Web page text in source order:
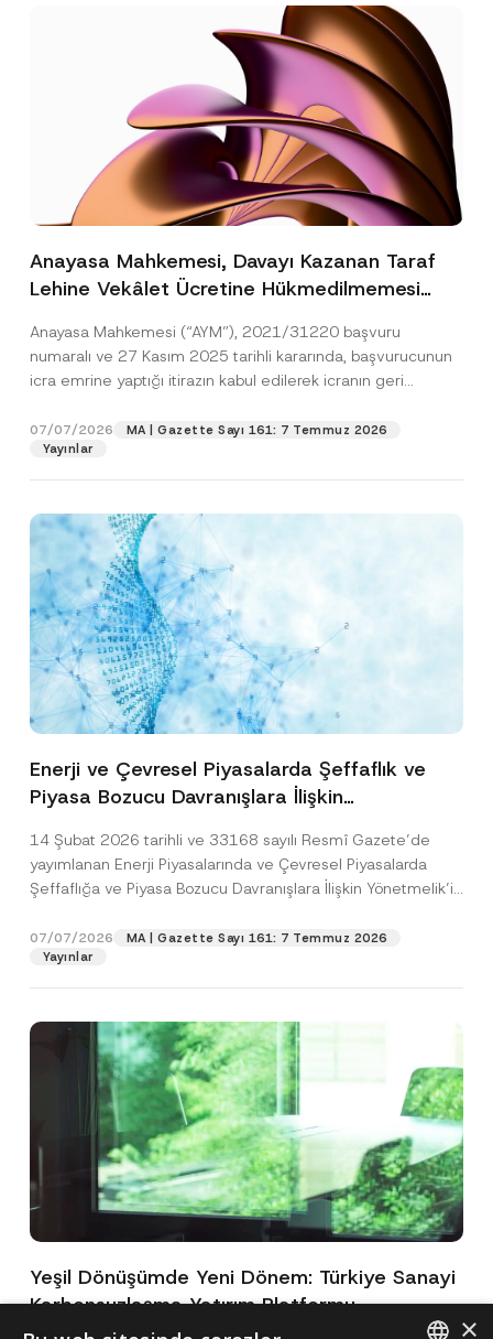
Anayasa Mahkemesi, Davayı Kazanan Taraf
Lehine Vekâlet Ücretine Hükmedilmemesi
Edildiğine Karar Verdi
Anayasa Mahkemesi (“AYM”), 2021/31220 başvuru
numaralı ve 27 Kasım 2025 tarihli kararında, başvurucunun
icra emrine yaptığı itirazın kabul edilerek icranın geri
07/07/2026
MA | Gazette Sayı 161: 7 Temmuz 2026
Yayınlar
Enerji ve Çevresel Piyasalarda Şeffaflık ve
Piyasa Bozucu Davranışlara İlişkin
14 Şubat 2026 tarihli ve 33168 sayılı Resmî Gazete’de
yayımlanan Enerji Piyasalarında ve Çevresel Piyasalarda
Şeffaflığa ve Piyasa Bozucu Davranışlara İlişkin Yönetmelik’in
07/07/2026
MA | Gazette Sayı 161: 7 Temmuz 2026
Yayınlar
Yeşil Dönüşümde Yeni Dönem: Türkiye Sanayi
Karbonsuzlaşma Yatırım Platformu
Oluşturuldu
×